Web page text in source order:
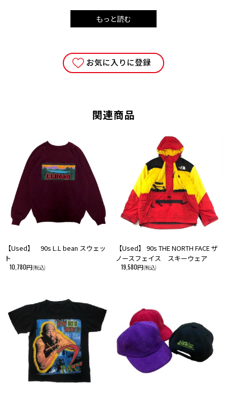
飾っていても様になるアイテムですね◎
《商品状態について。》
※こちらはVintage＆Usedの商品となります。
商品の状態に関しましては、スタッフが一点一点確認し上述しておりま
す。
また、デッドストックのアイテムに関しましても、新品とは異なり、
保管時に生じる傷やスレなどがありますことをご了承ください。
size(表記)：なし
size（実寸）：着丈 57cm／身幅 54cm ／裄丈 81cm
もっと読む
お気に入りに登録
関連商品
【Used】 90s L.L bean スウェッ
ト
10,780円(税込)
【Used】 90s THE NORTH FACE ザ
ノースフェイス スキーウェア
19,580円(税込)